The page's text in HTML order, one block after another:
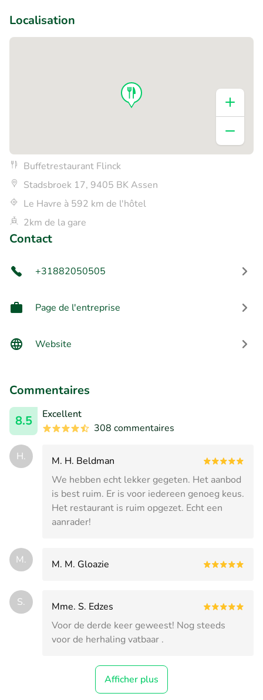
Localisation
Buffetrestaurant Flinck
Stadsbroek 17, 9405 BK Assen
Le Havre à 592 km de l'hôtel
2km de la gare
Contact
+31882050505
Page de l'entreprise
Website
Commentaires
8.5
Excellent
308 commentaires
H.
M. H. Beldman
We hebben echt lekker gegeten. Het aanbod
is best ruim. Er is voor iedereen genoeg keus.
Het restaurant is ruim opgezet. Echt een
aanrader!
M. M. M. Gloazie
S.
Mme. S. Edzes
Voor de derde keer geweest! Nog steeds
voor de herhaling vatbaar .
Afficher plus